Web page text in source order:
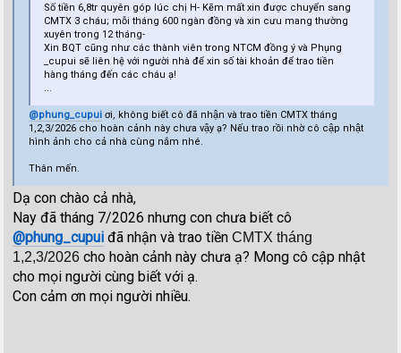
Số tiền 6,8tr quyên góp lúc chị H- Kẽm mất xin được chuyển sang
CMTX 3 cháu; mỗi tháng 600 ngàn đồng và xin cưu mang thường
xuyên trong 12 tháng-
Xin BQT cũng như các thành viên trong NTCM đồng ý và Phụng
_cupui sẽ liên hệ với người nhà để xin số tài khoản để trao tiền
hàng tháng đến các cháu ạ!
@phung_cupuiơi, không biết cô đã nhận và trao tiền CMTX tháng
1,2,3/2026 cho hoàn cảnh này chưa vậy ạ? Nếu trao rồi nhờ cô cập nhật
hình ảnh cho cả nhà cùng nắm nhé.
Thân mến.
Dạ con chào cả nhà,
Nay đã tháng 7/2026 nhưng con chưa biết cô
@phung_cupui đã nhận và trao tiền CMTX tháng
1,2,3/2026 cho hoàn cảnh này chưa ạ? Mong cô cập nhật
cho mọi người cùng biết với ạ.
Con cảm ơn mọi người nhiều.